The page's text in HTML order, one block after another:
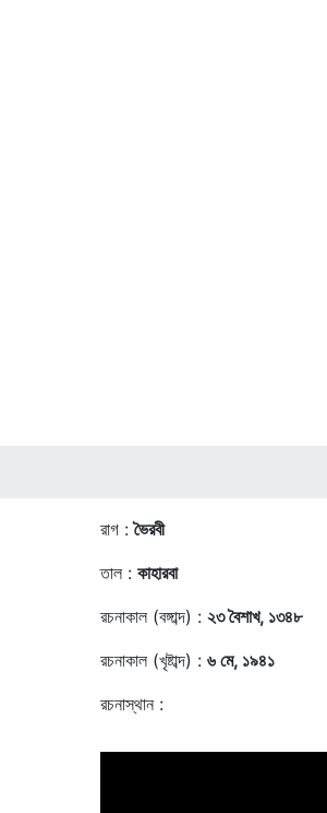
রাগ :ভৈরবী
তাল : কাহারবা
রচনাকাল (বঙ্গাব্দ) : ২৩ বৈশাখ, ১৩৪৮
রচনাকাল (খৃষ্টাব্দ) : ৬ মে, ১৯৪১
রচনাস্থান :